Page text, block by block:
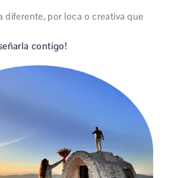
diferente, por loca o creativa que
contigo!